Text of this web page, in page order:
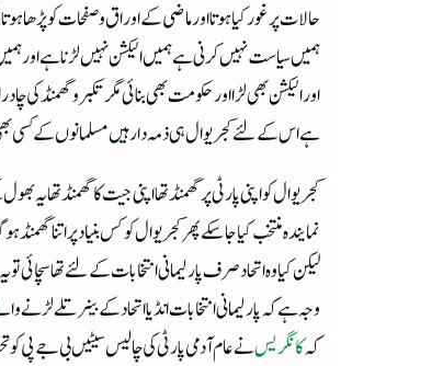
حالات پر غور کیا ہوتا اور ماضی کے اوراق و صفحات کو پڑھا
ہمیں سیاست نہیں کرنی ہے ہمیں الیکشن نہیں لڑنا ہے اور
اور الیکشن بھی لڑا اور حکومت بھی بنائی مگر تکبر و
ہے اس کے لئے کجریوال ہی ذمہ دار ہیں مسلمانوں کے کسی
کجریوال کو اپنی پارٹی پر گھمنڈ تھا اپنی جیت کا گھمنڈ
نمایندہ منتخب کیا جاسکے پھر کجریوال کو کس بنیاد پر اتنا
لیکن کیا وہ اتحاد صرف پارلیمانی انتخابات کے لئے تھا
وجہ ہے کہ پارلیمانی انتخابات انڈیا اتحاد کے بینر تلے لڑنے
کہکانگریسنے عام آدمی پارٹی کی چالیس سیٹیں بی جے پی کو